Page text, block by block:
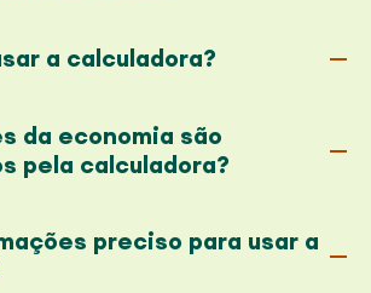
a calculadora?
da economia são
pela calculadora?
preciso para usar a